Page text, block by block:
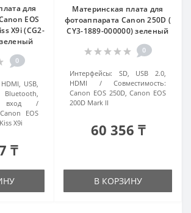
для
EOS
X9i (CG2-
0
USB,
Canon EOS
X9i
₸
Материнская плата для
фотоаппарата Canon 250D (
CY3-1889-000000) зеленый
0
Интерфейсы:
SD, USB 2.0,
HDMI
Совместимость:
Canon EOS 250D, Canon EOS
200D Mark II
60 356 ₸
В КОРЗИНУ